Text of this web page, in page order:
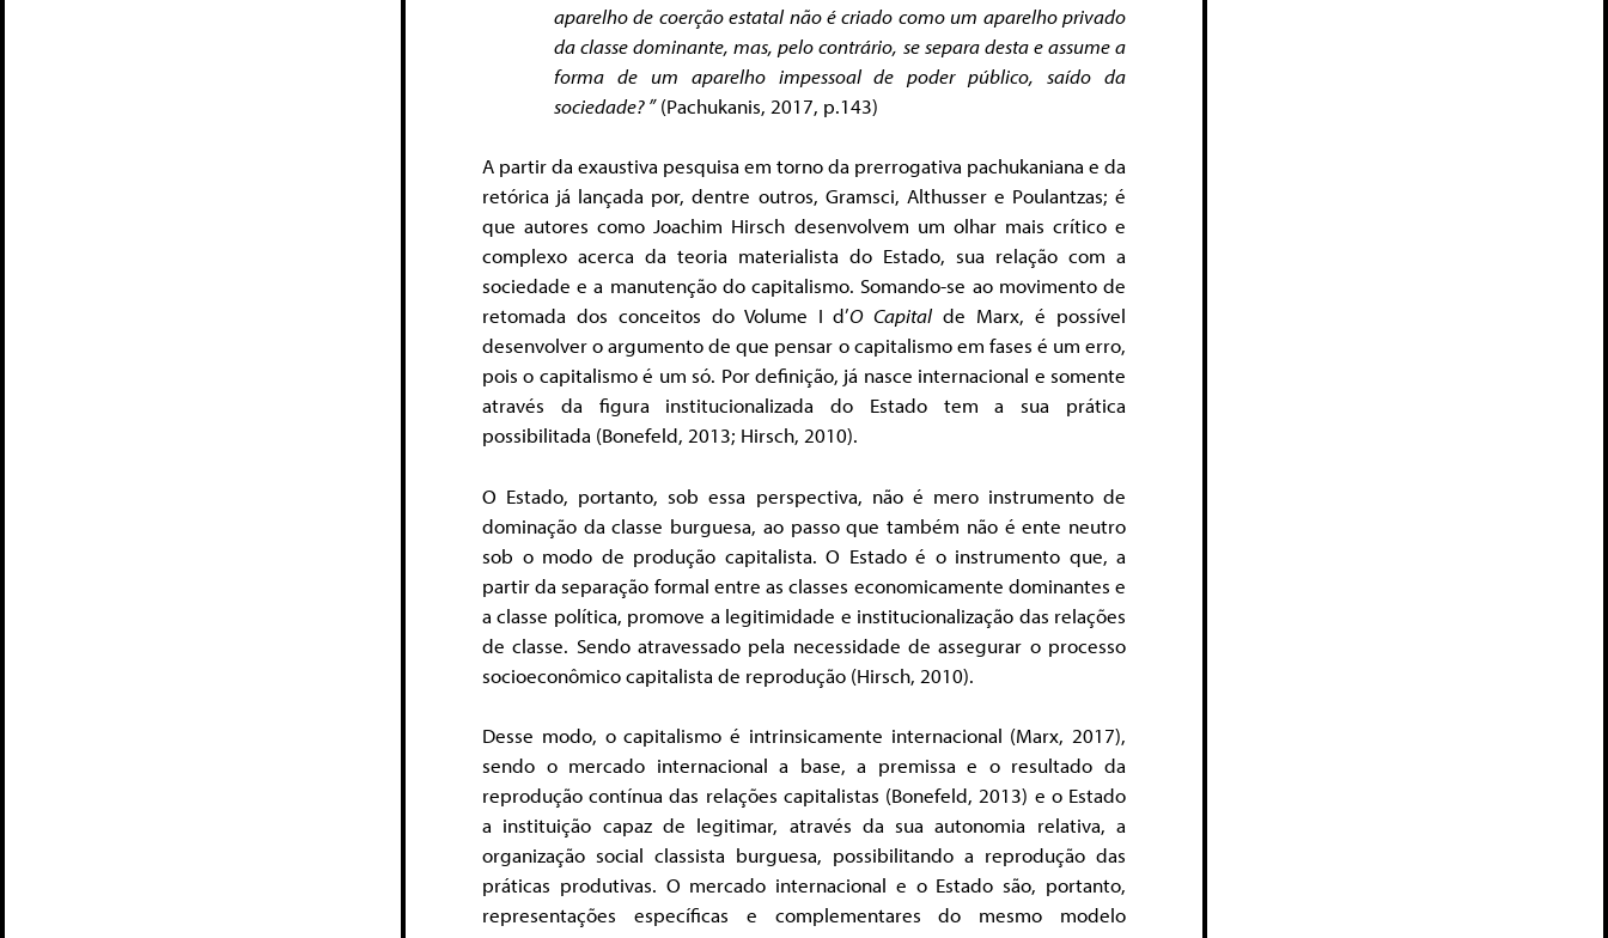
aparelho de coerção estatal não é criado como um aparelho privado
da classe dominante, mas, pelo contrário, se separa desta e assume a
forma de um aparelho impessoal de poder público, saído da
sociedade? ”(Pachukanis, 2017, p.143)
A partir da exaustiva pesquisa em torno da prerrogativa pachukaniana e da
retórica já lançada por, dentre outros, Gramsci, Althusser e Poulantzas; é
que autores como Joachim Hirsch desenvolvem um olhar mais crítico e
complexo acerca da teoria materialista do Estado, sua relação com a
sociedade e a manutenção do capitalismo. Somando-se ao movimento de
retomada dos conceitos do Volume I d’O Capitalde Marx, é possível
desenvolver o argumento de que pensar o capitalismo em fases é um erro,
pois o capitalismo é um só. Por definição, já nasce internacional e somente
através da figura institucionalizada do Estado tem a sua prática
possibilitada (Bonefeld, 2013; Hirsch, 2010).
O Estado, portanto, sob essa perspectiva, não é mero instrumento de
dominação da classe burguesa, ao passo que também não é ente neutro
sob o modo de produção capitalista. O Estado é o instrumento que, a
partir da separação formal entre as classes economicamente dominantes e
a classe política, promove a legitimidade e institucionalização das relações
de classe. Sendo atravessado pela necessidade de assegurar o processo
socioeconômico capitalista de reprodução (Hirsch, 2010).
Desse modo, o capitalismo é intrinsicamente internacional (Marx, 2017),
sendo o mercado internacional a base, a premissa e o resultado da
reprodução contínua das relações capitalistas (Bonefeld, 2013) e o Estado
a instituição capaz de legitimar, através da sua autonomia relativa, a
organização social classista burguesa, possibilitando a reprodução das
práticas produtivas. O mercado internacional e o Estado são, portanto,
representações específicas e complementares do mesmo modelo